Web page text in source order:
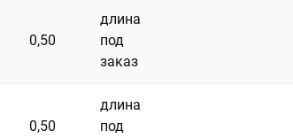
0,50
длина
под
заказ
0,50
длина
под